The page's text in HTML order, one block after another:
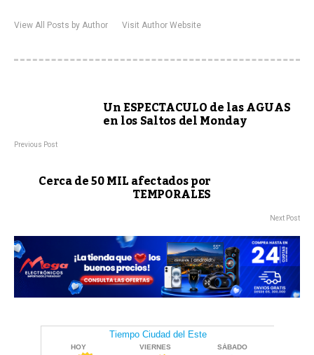
View All Posts by Author Visit Author Website
Un ESPECTACULO de las AGUAS
en los Saltos del Monday
Previous Post
Cerca de 50 MIL afectados por
TEMPORALES
Next Post